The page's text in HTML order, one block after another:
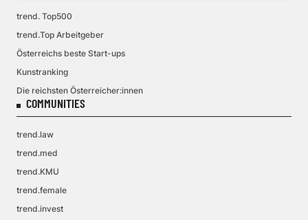
trend. Top500
trend.Top Arbeitgeber
Österreichs beste Start-ups
Kunstranking
Die reichsten Österreicher:innen
COMMUNITIES
trend.law
trend.med
trend.KMU
trend.female
trend.invest